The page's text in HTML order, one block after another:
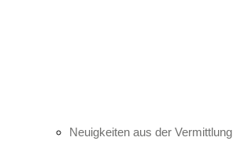
Neuigkeiten aus der Vermittlung